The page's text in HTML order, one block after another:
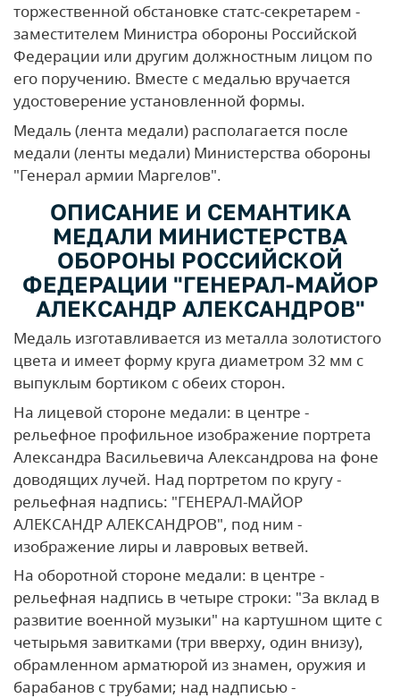
торжественной обстановке статс-секретарем -
заместителем Министра обороны Российской
Федерации или другим должностным лицом по
его поручению. Вместе с медалью вручается
удостоверение установленной формы.
Медаль (лента медали) располагается после
медали (ленты медали) Министерства обороны
"Генерал армии Маргелов".
ОПИСАНИЕ И СЕМАНТИКА
МЕДАЛИ МИНИСТЕРСТВА
ОБОРОНЫ РОССИЙСКОЙ
ФЕДЕРАЦИИ "ГЕНЕРАЛ-МАЙОР
АЛЕКСАНДР АЛЕКСАНДРОВ"
Медаль изготавливается из металла золотистого
цвета и имеет форму круга диаметром 32 мм с
выпуклым бортиком с обеих сторон.
На лицевой стороне медали: в центре -
рельефное профильное изображение портрета
Александра Васильевича Александрова на фоне
доводящих лучей. Над портретом по кругу -
рельефная надпись: "ГЕНЕРАЛ-МАЙОР
АЛЕКСАНДР АЛЕКСАНДРОВ", под ним -
изображение лиры и лавровых ветвей.
На оборотной стороне медали: в центре -
рельефная надпись в четыре строки: "За вклад в
развитие военной музыки" на картушном щите с
четырьмя завитками (три вверху, один внизу),
обрамленном арматюрой из знамен, оружия и
барабанов с трубами; над надписью -